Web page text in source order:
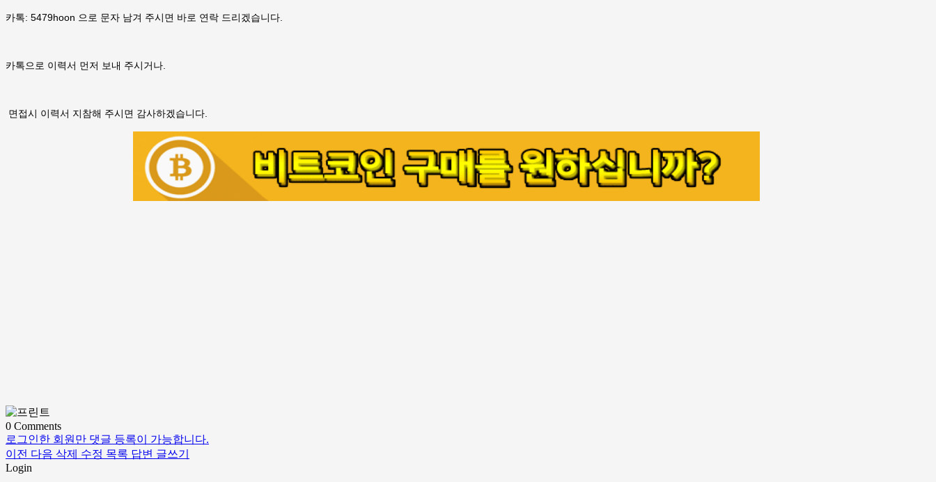
카톡: 5479hoon 으로 문자 남겨 주시면 바로 연락 드리겠습니다.
카톡으로 이력서 먼저 보내 주시거나.
면접시 이력서 지참해 주시면 감사하겠습니다.
0 Comments
로그인한 회원만 댓글 등록이 가능합니다.
이전 다음 삭제 수정 목록 답변 글쓰기
Login